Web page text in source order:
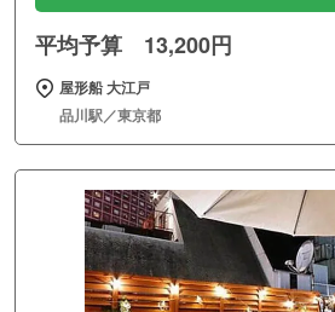
平均予算 13,200円
屋形船 大江戸
品川駅／東京都